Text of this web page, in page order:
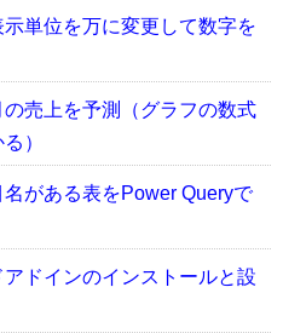
単位を万に変更して数字を
売上を予測（グラフの数式
）
がある表をPower Queryで
ドインのインストールと設